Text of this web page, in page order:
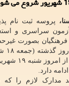
پروسه ثبت نام
سراسری و
فرهنگیان بصورت
داشت. پروسه ثبت
مدارک لازم را